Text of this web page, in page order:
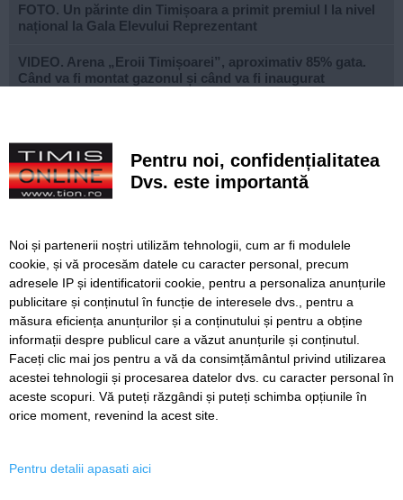
FOTO. Un părinte din Timișoara a primit premiul I la nivel
național la Gala Elevului Reprezentant
VIDEO. Arena „Eroii Timișoarei”, aproximativ 85% gata.
Când va fi montat gazonul și când va fi inaugurat
persoană a fost rănită
A vândut anvelope și piese auto ani la rând, dar nu a
declarat veniturile. Prejudiciu de aproape 30.000 de euro
bărbați din Timiș au fost reținuți
Un elev și-a ucis bunicii, apoi a deschis focul într-un liceu
din Thailanda. Opt persoane au murit și mai multe au fost
rănite
SERVICII Redactia
Folosinta Cookie-urilor
Pentru noi, confidențialitatea
Dvs. este importantă
Noi și partenerii noștri utilizăm tehnologii, cum ar fi modulele
cookie, și vă procesăm datele cu caracter personal, precum
adresele IP și identificatorii cookie, pentru a personaliza anunțurile
publicitare și conținutul în funcție de interesele dvs., pentru a
măsura eficiența anunțurilor și a conținutului și pentru a obține
informații despre publicul care a văzut anunțurile și conținutul.
Faceți clic mai jos pentru a vă da consimțământul privind utilizarea
acestei tehnologii și procesarea datelor dvs. cu caracter personal în
aceste scopuri. Vă puteți răzgândi și puteți schimba opțiunile în
orice moment, revenind la acest site.
Pentru detalii apasati aici